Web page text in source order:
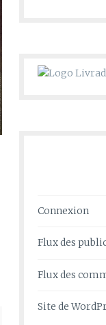
Connexion
Flux des
Flux des
Site de